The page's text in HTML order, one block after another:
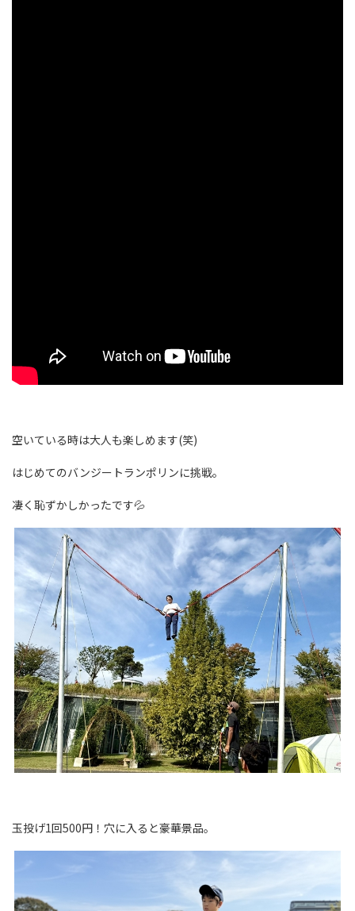
空いている時は大人も楽しめます(笑)
はじめてのバンジートランポリンに挑戦。
凄く恥ずかしかったです💦
玉投げ1回500円！穴に入ると豪華景品。